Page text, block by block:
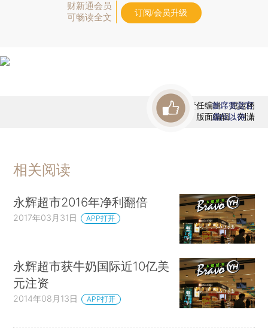
财新通会员
可畅读全文
订阅/会员升级
责任编辑：屈运栩
版面编辑：刘潇
首席赞赏官
虚位以待
相关阅读
永辉超市2016年净利翻倍
2017年03月31日 APP打开
永辉超市获牛奶国际近10亿美
元注资
2014年08月13日 APP打开